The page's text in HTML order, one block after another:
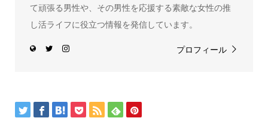
て頑張る男性や、その男性を応援する素敵な女性の推
し活ライフに役立つ情報を発信しています。
プロフィール